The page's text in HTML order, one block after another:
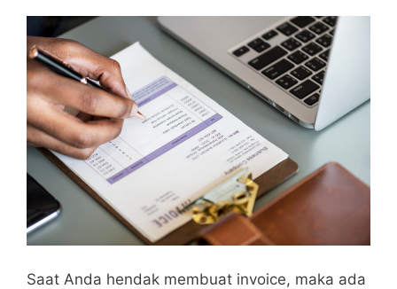
Saat Anda hendak membuat invoice, maka ada